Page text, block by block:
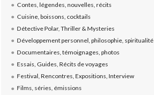
Contes, légendes, nouvelles, récits
Cuisine, boissons, cocktails
Détective Polar, Thriller & Mysteries
Développement personnel, philosophie, spiritualité
Documentaires, témoignages, photos
Essais, Guides, Récits de voyages
Festival, Rencontres, Expositions, Interview
Films, séries, émissions